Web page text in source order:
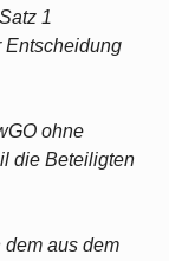
1
Entscheidung
ohne
die Beteiligten
aus dem